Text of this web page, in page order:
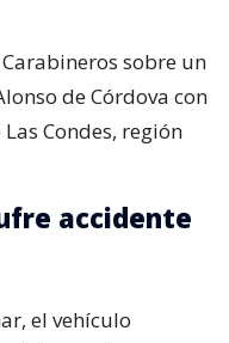
sobre un
de Córdova con
Condes, región
accidente
el vehículo